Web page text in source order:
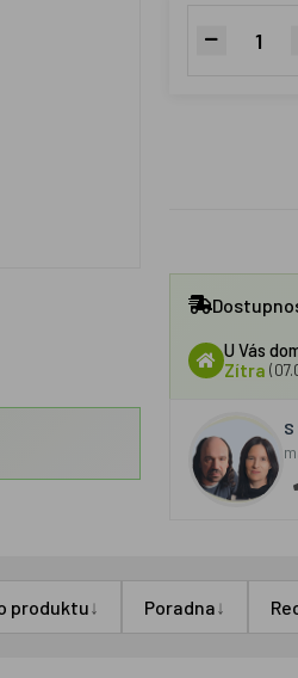
U Vás
Zítra
produktu↓ Poradna↓